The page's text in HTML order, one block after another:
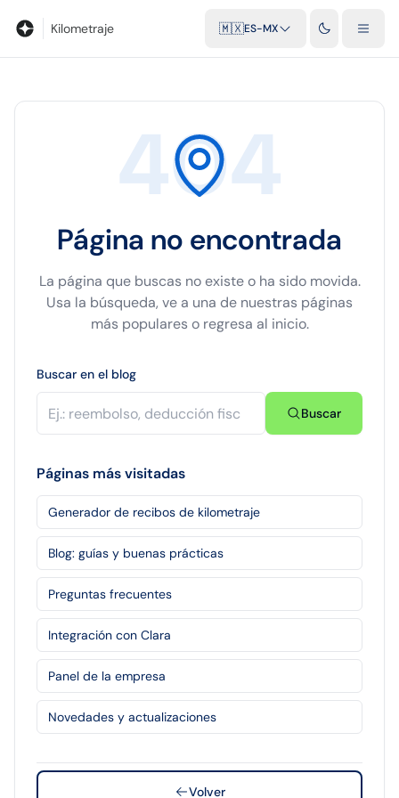
Kilometraje 🇲🇽ES-MX
404
Página no encontrada
La página que buscas no existe o ha sido movida.
Usa la búsqueda, ve a una de nuestras páginas
más populares o regresa al inicio.
Buscar en el blog
Buscar
Páginas más visitadas
Generador de recibos de kilometraje
Blog: guías y buenas prácticas
Preguntas frecuentes
Integración con Clara
Panel de la empresa
Novedades y actualizaciones
Volver